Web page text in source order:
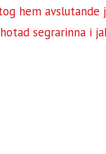
hem
segrarinna i